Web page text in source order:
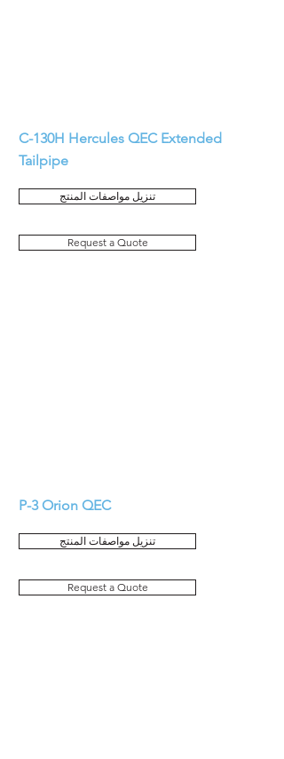
C-130H Hercules QEC Extended
Tailpipe
تنزيل مواصفات المنتج
Request a Quote
P-3 Orion QEC
تنزيل مواصفات المنتج
Request a Quote